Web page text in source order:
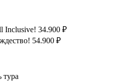
Inclusive! 34.900 ₽
54.900 ₽
тура